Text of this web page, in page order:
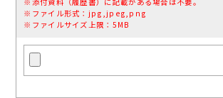
※ファイル形式：jpg,jpeg,png
※ファイルサイズ上限：5MB